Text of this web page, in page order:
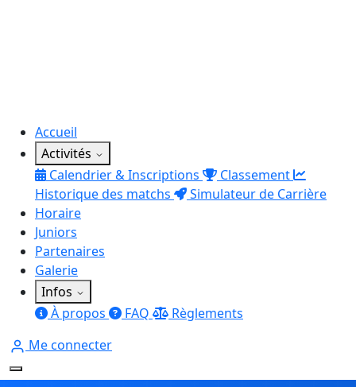
Accueil
Activités
Calendrier & Inscriptions
Classement
Historique des matchs
Simulateur de Carrière
Horaire
Juniors
Partenaires
Galerie
Infos
À propos
FAQ
Règlements
Me connecter